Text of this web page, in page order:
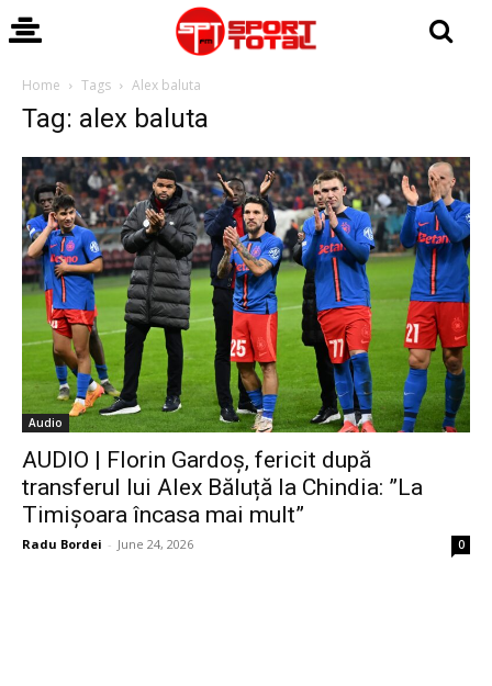
Home Tags Alex baluta
Tag: alex baluta
Audio
AUDIO | Florin Gardoș, fericit după
transferul lui Alex Băluță la Chindia: ”La
Timișoara încasa mai mult”
Radu Bordei - June 24, 2026 0